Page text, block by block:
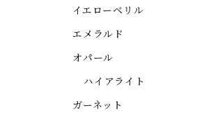
イエローベリル
エメラルド
オパール
ハイアライト
ガーネット